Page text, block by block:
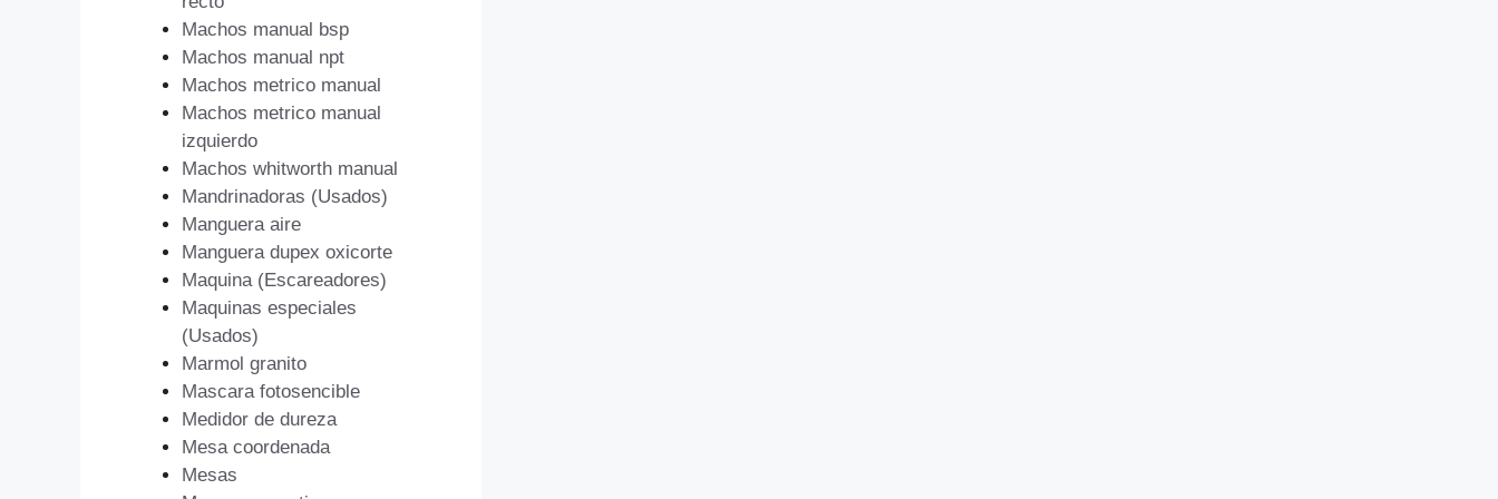
Machos manual bsp
Machos manual npt
Machos metrico manual
Machos metrico manual
izquierdo
Machos whitworth manual
Mandrinadoras (Usados)
Manguera aire
Manguera dupex oxicorte
Maquina (Escareadores)
Maquinas especiales
(Usados)
Marmol granito
Mascara fotosencible
Medidor de dureza
Mesa coordenada
Mesas